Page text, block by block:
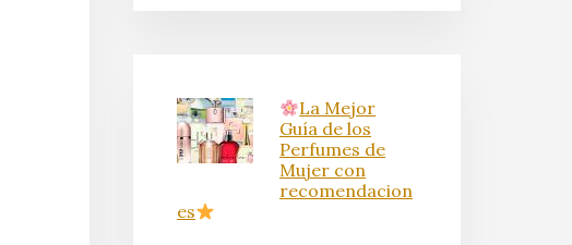
La Mejor
Guía de los
Perfumes de
Mujer con
recomendacion
es